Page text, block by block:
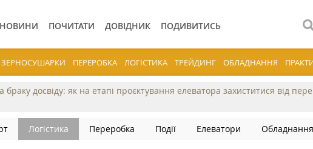
НОВИНИ ПОЧИТАТИ ДОВІДНИК ПОДИВИТИСЬ
ЗЕРНОСУШАРКИ ПЕРЕРОБКА ЛОГІСТИКА ТРЕЙДИНГ ОБЛАДНАННЯ
браку досвіду: як на етапі проєктування елеватора захиститися від
Логістика Переробка Події Елеватори Обладнання